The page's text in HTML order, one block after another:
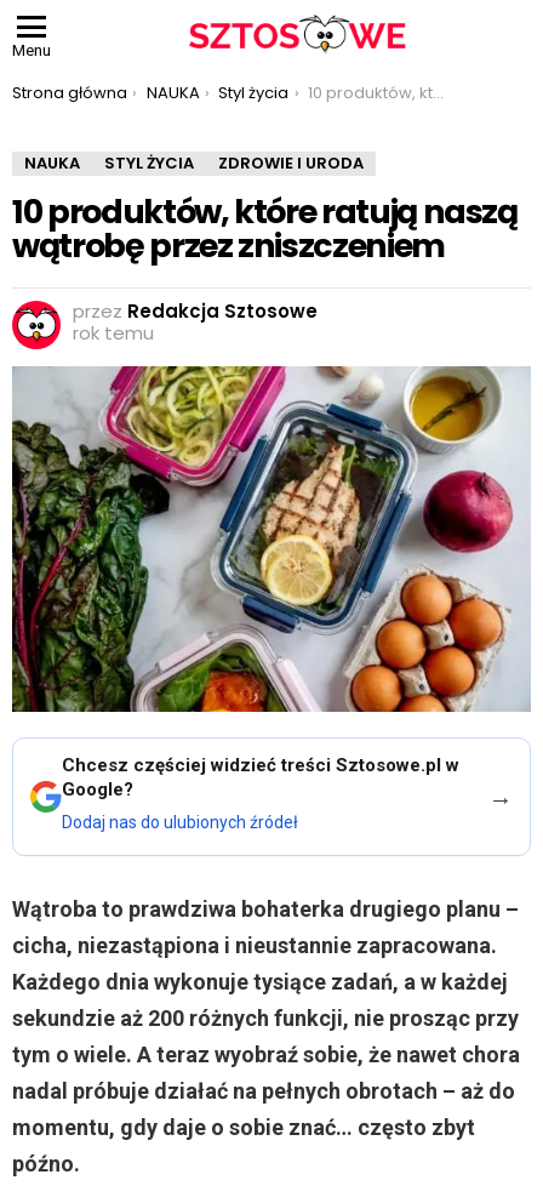
Menu
Jesteś tutaj:
Strona główna NAUKA Styl życia 10 produktów, które ratują naszą wątrobę przez zniszczeniem
NAUKA STYL ŻYCIA ZDROWIE I URODA
10 produktów, które ratują naszą
wątrobę przez zniszczeniem
przez Redakcja Sztosowe
rok temu
Chcesz częściej widzieć treści Sztosowe.pl w
Google?
Dodaj nas do ulubionych źródeł
→
Wątroba to prawdziwa bohaterka drugiego planu –
cicha, niezastąpiona i nieustannie zapracowana.
Każdego dnia wykonuje tysiące zadań, a w każdej
sekundzie aż 200 różnych funkcji, nie prosząc przy
tym o wiele. A teraz wyobraź sobie, że nawet chora
nadal próbuje działać na pełnych obrotach – aż do
momentu, gdy daje o sobie znać… często zbyt
późno.